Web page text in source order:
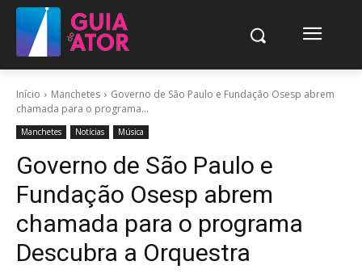
Início Manchetes
Governo de São Paulo e Fundação Osesp abrem
chamada para o programa...
Manchetes Notícias Música
Governo de São Paulo e
Fundação Osesp abrem
chamada para o programa
Descubra a Orquestra